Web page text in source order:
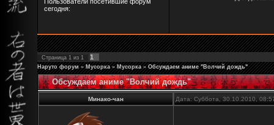
сегодня:
Страница 1 из 1 1
Наруто форум » Мусорка » Мусорка » Обсуждаем аниме "Волчий дождь"
Обсуждаем аниме "Волчий дождь"
Минако-чан Дата: Суббота, 30.10.2010,